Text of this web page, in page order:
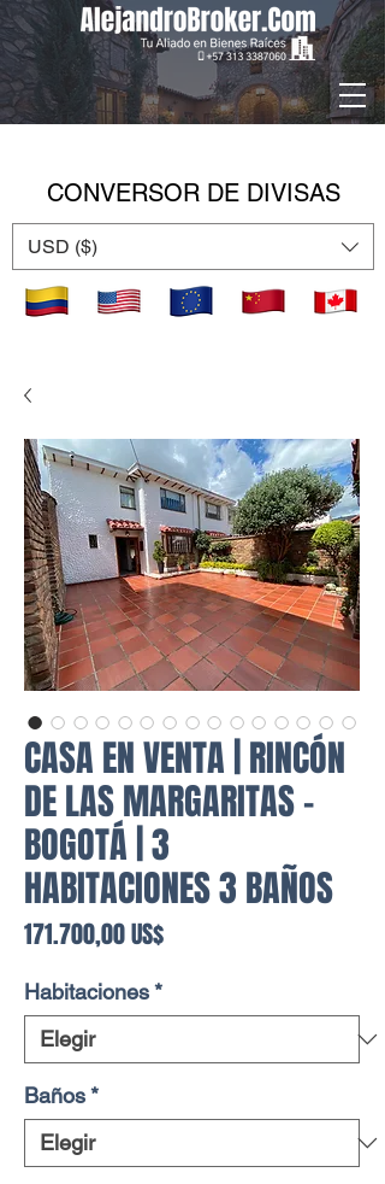
CONVERSOR DE DIVISAS
USD ($)
CASA EN VENTA | RINCÓN
DE LAS MARGARITAS -
BOGOTÁ | 3
HABITACIONES 3 BAÑOS
171.700,00 US$Precio
Habitaciones*
Baños*